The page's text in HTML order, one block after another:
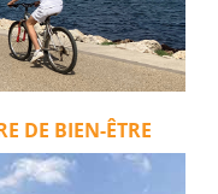
DE BIEN-ÊTRE